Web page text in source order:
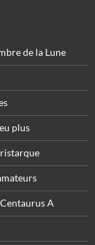
de la Lune
plus
A